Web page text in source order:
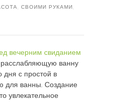
СВОИМИ РУКАМИ
вечерним свиданием
ванну
дня с простой в
для ванны. Создание
увлекательное